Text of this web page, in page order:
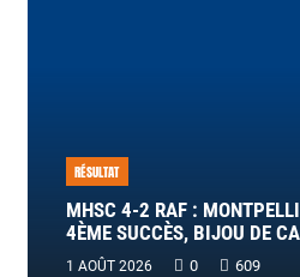
RÉSULTAT
MHSC 4-2 RAF :
4ÈME SUCCÈS, BIJOU DE
1 AOÛT 2026 0 609